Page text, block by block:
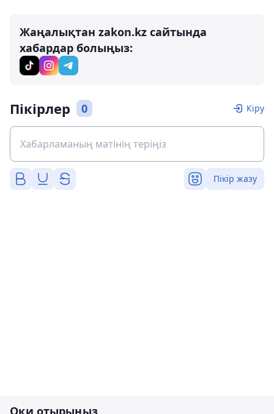
Жаңалықтан zakon.kz сайтында
хабардар болыңыз:
Пікірлер 0 Кіру
Пікір жазу
Оқи отырыңыз